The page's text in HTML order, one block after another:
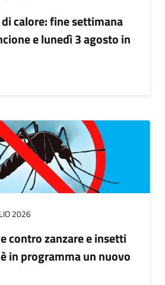
calore: fine settimana
e lunedì 3 agosto in
2026
contro zanzare e insetti
in programma un nuovo